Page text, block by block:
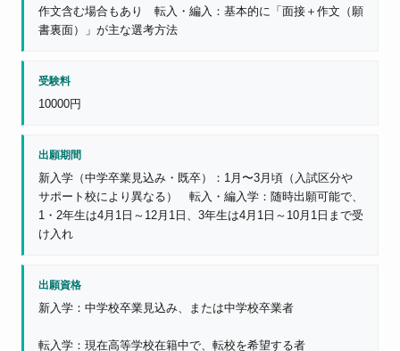
作文含む場合もあり 転入・編入：基本的に「面接＋作文（願
書裏面）」が主な選考方法
受験料
10000円
出願期間
新入学（中学卒業見込み・既卒）：1月〜3月頃（入試区分や
サポート校により異なる） 転入・編入学：随時出願可能で、
1・2年生は4月1日～12月1日、3年生は4月1日～10月1日まで受
け入れ
出願資格
新入学：中学校卒業見込み、または中学校卒業者
転入学：現在高等学校在籍中で、転校を希望する者